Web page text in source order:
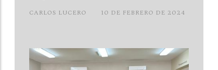
CARLOS LUCERO 10 DE FEBRERO DE 2024